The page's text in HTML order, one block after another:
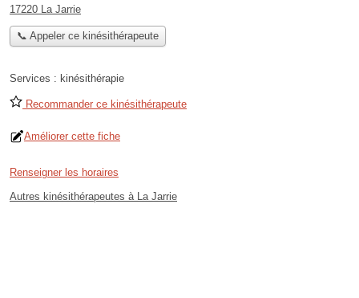
17220 La Jarrie
📞 Appeler ce kinésithérapeute
Services : kinésithérapie
Recommander ce kinésithérapeute
Améliorer cette fiche
Renseigner les horaires
Autres kinésithérapeutes à La Jarrie